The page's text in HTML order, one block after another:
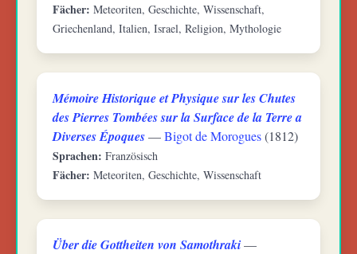
Fächer: Meteoriten, Geschichte, Wissenschaft,
Griechenland, Italien, Israel, Religion, Mythologie
Mémoire Historique et Physique sur les Chutes
des Pierres Tombées sur la Surface de la Terre a
Diverses Époques—Bigot de Morogues(1812)
Sprachen: Französisch
Fächer: Meteoriten, Geschichte, Wissenschaft
Über die Gottheiten von Samothraki—